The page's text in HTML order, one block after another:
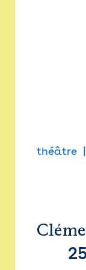
théâtre